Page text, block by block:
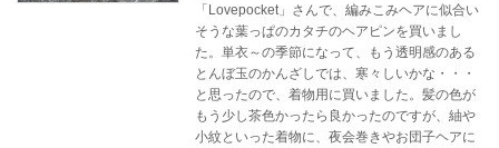
「Lovepocket」さんで、編みこみヘアに似合い
そうな葉っぱのカタチのヘアピンを買いまし
た。単衣～の季節になって、もう透明感のある
とんぼ玉のかんざしでは、寒々しいかな・・・
と思ったので、着物用に買いました。髪の色が
もう少し茶色かったら良かったのですが、紬や
小紋といった着物に、夜会巻きやお団子ヘアに